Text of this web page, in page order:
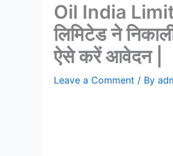
Oil India
लिमिटेड ने
ऐसे करें आवेदन |
Leave a Comment / By